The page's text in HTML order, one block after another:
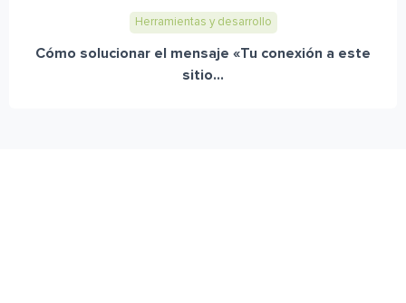
Herramientas y desarrollo
Cómo solucionar el mensaje «Tu conexión a este
sitio...